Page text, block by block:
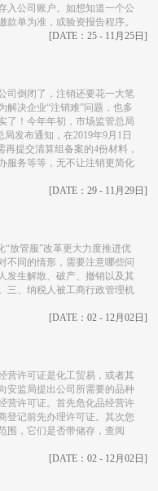
入公司账户。如想知道一个公
单为准，或验资报告程序。
[DATE：25 - 11月25日]
司倒闭了，注销还要花一大笔
解决企业“注销难”问题，也多
了！今年年初，市场监管总局
发布通知，在2019年9月1日
提交清算组备案的4份材料，
服务等等，无不让注销更简化
[DATE：29 - 11月29日]
“放管服”改革更大力度推进优
不同的情形，需要注意哪些问
发生解散、破产、撤销以及其
三、纳税人被工商行政管理机
[DATE：02 - 12月02日]
营许可证是化工贸易，或者其
安监局提出公司所需要的品种
营许可证。首先危化品经营许
登记前先办理许可证。其次您
围，它们是否带储存，查阅
[DATE：02 - 12月02日]